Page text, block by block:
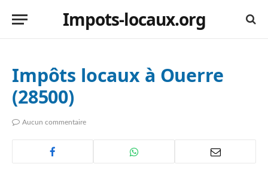
Impots-locaux.org
Impôts locaux à Ouerre
(28500)
Aucun commentaire